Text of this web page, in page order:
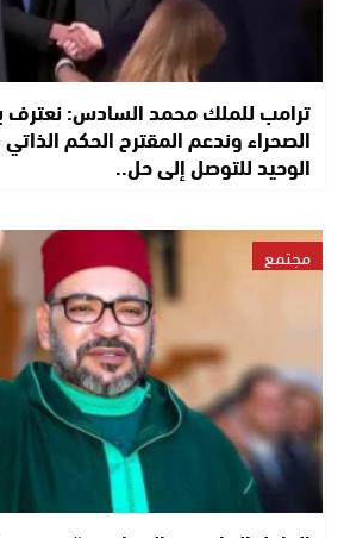
ترامب للملك محمد السادس: نعترف
الصحراء وندعم المقترح الحكم
الوحيد للتوصل إلى حل..
مجتمع